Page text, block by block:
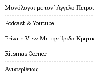
Mονόλογοι με τον`Αγγελο
Podcast & Youtube
Private View Με την`Ιριδα
Ritsmas Corner
Ανυπερθετως